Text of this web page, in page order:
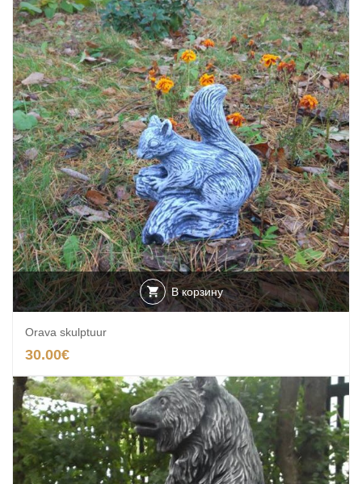
В корзину
Orava skulptuur
30.00€